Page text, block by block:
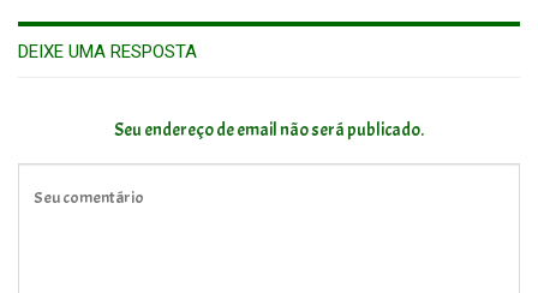
DEIXE UMA RESPOSTA
Seu endereço de email não será publicado.